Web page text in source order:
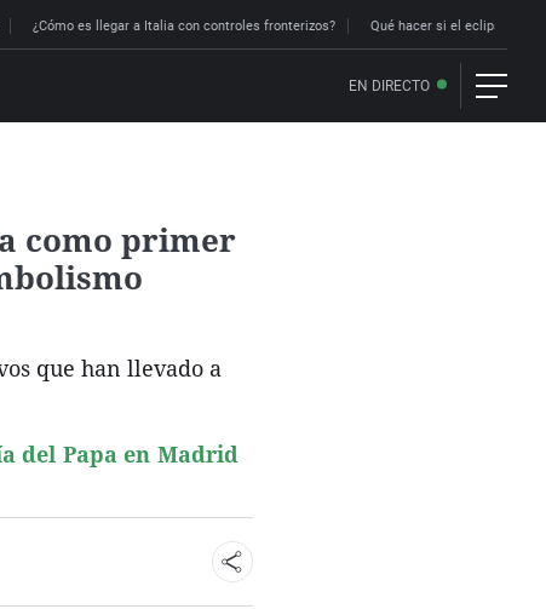
¿Cómo es llegar a Italia con controles fronterizos? Qué hacer si el eclipse me
EN DIRECTO
como primer
que han llevado a
del Papa en Madrid